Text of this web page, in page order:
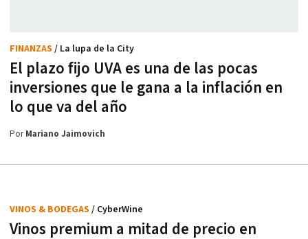
El plazo fijo UVA es una de las pocas
inversiones que le gana a la inflación en
lo que va del año
FINANZAS / La lupa de la City
PorMariano Jaimovich
Vinos premium a mitad de precio en
VINOS & BODEGAS / CyberWine